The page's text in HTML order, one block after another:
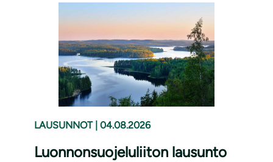
LAUSUNNOT 04.08.2026
Luonnonsuojeluliiton lausunto